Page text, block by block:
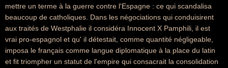
mettre un terme à la guerre contre l'Espagne : ce qui scandalisa
beaucoup de catholiques. Dans les négociations qui conduisirent
aux traités de Westphalie il considéra Innocent X Pamphili, il est
vrai pro-espagnol et qu' il détestait, comme quantité négligeable,
imposa le français comme langue diplomatique à la place du latin
et fit triompher un statut de l'empire qui consacrait la consolidation